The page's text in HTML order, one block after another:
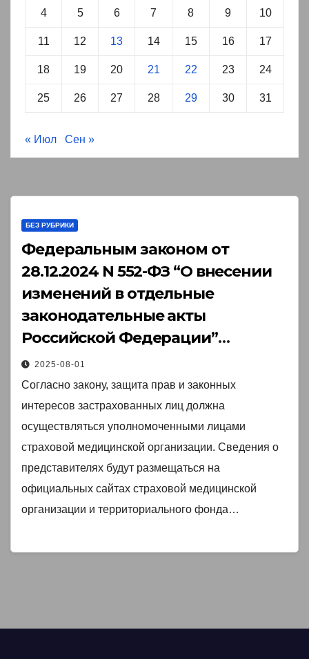
4 5 6 7 8 9 10
11 12 13 14 15 16 17
18 19 20 21 22 23 24
25 26 27 28 29 30 31
« Июл Сен »
БЕЗ РУБРИКИ
Федеральным законом от
28.12.2024 N 552-ФЗ “О внесении
изменений в отдельные
законодательные акты
Российской Федерации”
внесены некоторые изменения в
систему обязательного
медицинского страхования,
вступающие в силу с 1 сентября
2025 года.
2025-08-01
Согласно закону, защита прав и законных
интересов застрахованных лиц должна
осуществляться уполномоченными лицами
страховой медицинской организации. Сведения о
представителях будут размещаться на
официальных сайтах страховой медицинской
организации и территориального фонда…